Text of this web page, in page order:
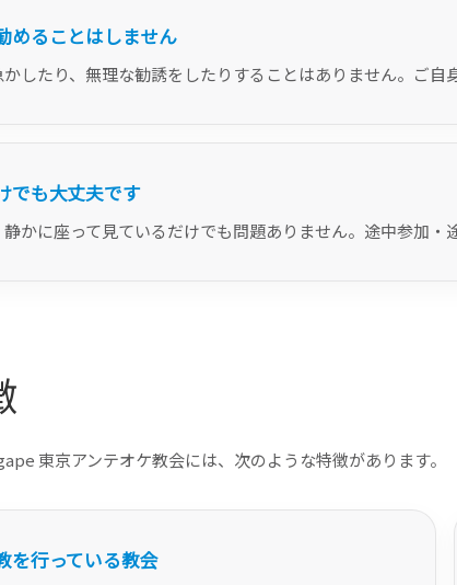
めることはしません
したり、無理な勧誘をしたりすることはありません。ご自
でも大丈夫です
かに座って見ているだけでも問題ありません。途中参加・
東京アンテオケ教会には、次のような特徴があります。
を行っている教会